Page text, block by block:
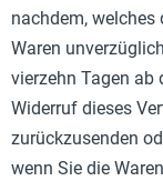
nachdem, welches
Waren
vierzehn Tagen ab
Widerruf dieses
zurückzusenden
wenn Sie die